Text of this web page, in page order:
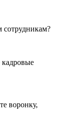
сотрудникам?
кадровые
воронку,